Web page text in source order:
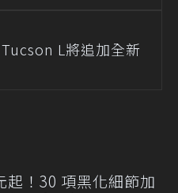
L將追加全新
起！30 項黑化細節加